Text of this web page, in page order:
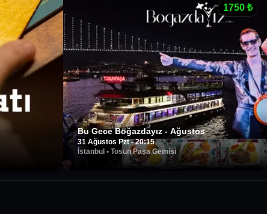
1750 ₺
Bu Gece Boğazdayız - Ağustos
31 Ağustos Pzt - 20:15
İstanbul • Tosun Paşa Gemisi